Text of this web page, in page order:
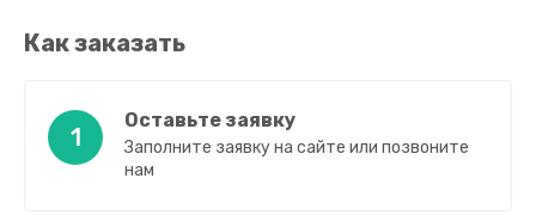
Как заказать
1
Оставьте заявку
Заполните заявку на сайте или позвоните
нам